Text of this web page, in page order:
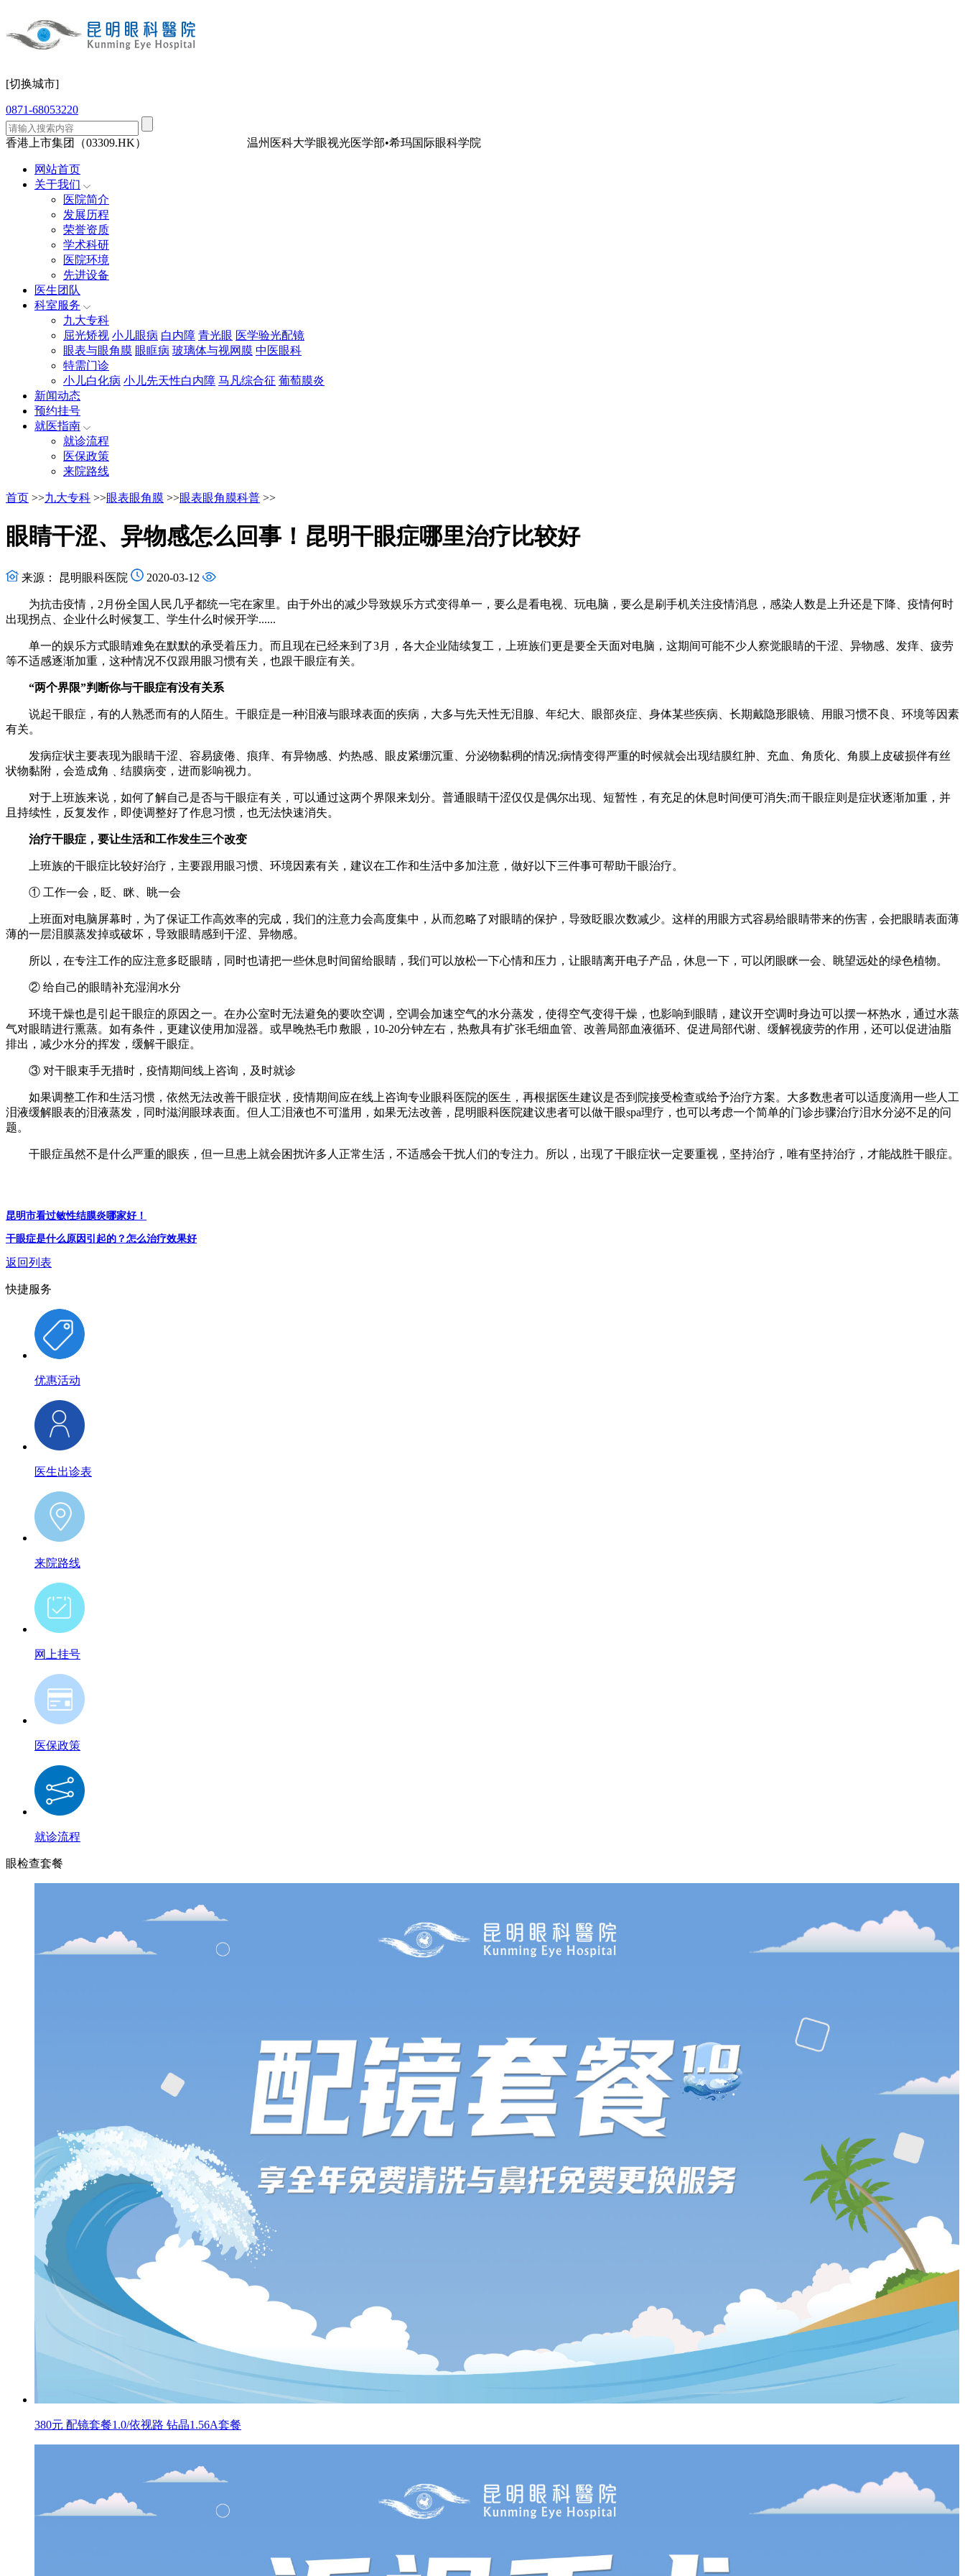
[切换城市]
0871-68053220
香港上市集团（03309.HK） 温州医科大学眼视光医学部•希玛国际眼科学院
网站首页
关于我们
医院简介
发展历程
荣誉资质
学术科研
医院环境
先进设备
医生团队
科室服务
九大专科
屈光矫视 小儿眼病 白内障 青光眼 医学验光配镜
眼表与眼角膜 眼眶病 玻璃体与视网膜 中医眼科
特需门诊
小儿白化病 小儿先天性白内障 马凡综合征 葡萄膜炎
新闻动态
预约挂号
就医指南
就诊流程
医保政策
来院路线
首页 >>九大专科 >>眼表眼角膜 >>眼表眼角膜科普 >>
眼睛干涩、异物感怎么回事！昆明干眼症哪里治疗比较好
来源： 昆明眼科医院 2020-03-12
为抗击疫情，2月份全国人民几乎都统一宅在家里。由于外出的减少导致娱乐方式变得单一，要么是看电视、玩电脑，要么是刷手机关注疫情消息，感染人数是上升还是下降、疫情何时
出现拐点、企业什么时候复工、学生什么时候开学......
单一的娱乐方式眼睛难免在默默的承受着压力。而且现在已经来到了3月，各大企业陆续复工，上班族们更是要全天面对电脑，这期间可能不少人察觉眼睛的干涩、异物感、发痒、疲劳
等不适感逐渐加重，这种情况不仅跟用眼习惯有关，也跟干眼症有关。
“两个界限”判断你与干眼症有没有关系
说起干眼症，有的人熟悉而有的人陌生。干眼症是一种泪液与眼球表面的疾病，大多与先天性无泪腺、年纪大、眼部炎症、身体某些疾病、长期戴隐形眼镜、用眼习惯不良、环境等因素
有关。
发病症状主要表现为眼睛干涩、容易疲倦、痕痒、有异物感、灼热感、眼皮紧绷沉重、分泌物黏稠的情况;病情变得严重的时候就会出现结膜红肿、充血、角质化、角膜上皮破损伴有丝
状物黏附，会造成角﹑结膜病变，进而影响视力。
对于上班族来说，如何了解自己是否与干眼症有关，可以通过这两个界限来划分。普通眼睛干涩仅仅是偶尔出现、短暂性，有充足的休息时间便可消失;而干眼症则是症状逐渐加重，并
且持续性，反复发作，即使调整好了作息习惯，也无法快速消失。
治疗干眼症，要让生活和工作发生三个改变
上班族的干眼症比较好治疗，主要跟用眼习惯、环境因素有关，建议在工作和生活中多加注意，做好以下三件事可帮助干眼治疗。
① 工作一会，眨、眯、眺一会
上班面对电脑屏幕时，为了保证工作高效率的完成，我们的注意力会高度集中，从而忽略了对眼睛的保护，导致眨眼次数减少。这样的用眼方式容易给眼睛带来的伤害，会把眼睛表面薄
薄的一层泪膜蒸发掉或破坏，导致眼睛感到干涩、异物感。
所以，在专注工作的应注意多眨眼睛，同时也请把一些休息时间留给眼睛，我们可以放松一下心情和压力，让眼睛离开电子产品，休息一下，可以闭眼眯一会、眺望远处的绿色植物。
② 给自己的眼睛补充湿润水分
环境干燥也是引起干眼症的原因之一。在办公室时无法避免的要吹空调，空调会加速空气的水分蒸发，使得空气变得干燥，也影响到眼睛，建议开空调时身边可以摆一杯热水，通过水蒸
气对眼睛进行熏蒸。如有条件，更建议使用加湿器。或早晚热毛巾敷眼，10-20分钟左右，热敷具有扩张毛细血管、改善局部血液循环、促进局部代谢、缓解视疲劳的作用，还可以促进油脂
排出，减少水分的挥发，缓解干眼症。
③ 对干眼束手无措时，疫情期间线上咨询，及时就诊
如果调整工作和生活习惯，依然无法改善干眼症状，疫情期间应在线上咨询专业眼科医院的医生，再根据医生建议是否到院接受检查或给予治疗方案。大多数患者可以适度滴用一些人工
泪液缓解眼表的泪液蒸发，同时滋润眼球表面。但人工泪液也不可滥用，如果无法改善，昆明眼科医院建议患者可以做干眼spa理疗，也可以考虑一个简单的门诊步骤治疗泪水分泌不足的问
题。
干眼症虽然不是什么严重的眼疾，但一旦患上就会困扰许多人正常生活，不适感会干扰人们的专注力。所以，出现了干眼症状一定要重视，坚持治疗，唯有坚持治疗，才能战胜干眼症。
昆明市看过敏性结膜炎哪家好！
干眼症是什么原因引起的？怎么治疗效果好
返回列表
快捷服务
优惠活动
医生出诊表
来院路线
网上挂号
医保政策
就诊流程
眼检查套餐
380元 配镜套餐1.0/依视路 钻晶1.56A套餐